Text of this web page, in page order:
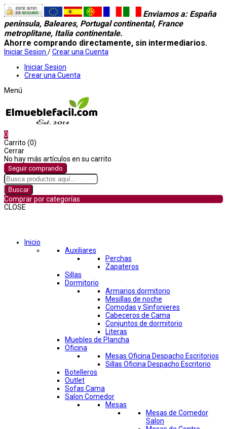
Enviamos a: España
peninsula, Baleares, Portugal continental, France
metroplitane, Italia continentale.
Ahorre comprando directamente, sin intermediarios.
Iniciar Sesion /Crear una Cuenta
Iniciar Sesion
Crear una Cuenta
Menú
0
Carrito (0)
Cerrar
No hay más artículos en su carrito
Seguir comprando
Buscar
Comprar por categorías
CLOSE
Inicio
Auxiliares
Perchas
Zapateros
Sillas
Dormitorio
Armarios dormitorio
Mesillas de noche
Comodas y Sinfonieres
Cabeceros de Cama
Conjuntos de dormitorio
Literas
Muebles de Plancha
Oficina
Mesas Oficina Despacho Escritorios
Sillas Oficina Despacho Escritorio
Botelleros
Outlet
Sofas Cama
Salon Comedor
Mesas
Mesas de Comedor
Salon